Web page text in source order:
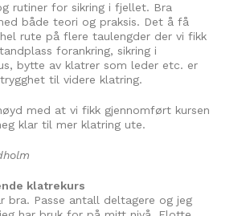
rutiner for sikring i fjellet. Bra
både teori og praksis. Det å få
rute på flere taulengder der vi fikk
forankring, sikring i
bytte av klatrer som leder etc. er
til videre klatring.
med at vi fikk gjennomført kursen
klar til mer klatring ute.
klatrekurs
bra. Passe antall deltagere og jeg